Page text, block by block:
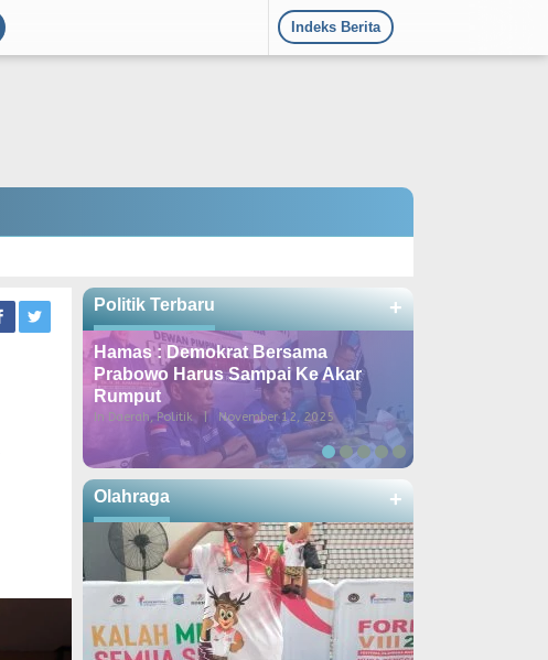
Indeks Berita
Politik Terbaru +
Hamas : Demokrat Bersama
Prabowo Harus Sampai Ke Akar
Rumput
In Daerah, Politik | November 12, 2025
Olahraga +